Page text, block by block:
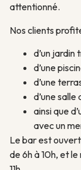
attentionné.
Nos clients
d’un jardin
d’une
d’une
d’une
ainsi que
avec un
Le bar est
de 6h à 10h, et